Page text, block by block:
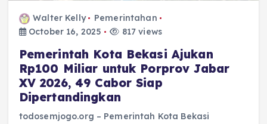
Walter Kelly
Pemerintahan
October 16, 2025
817 views
Pemerintah Kota Bekasi Ajukan
Rp100 Miliar untuk Porprov Jabar
XV 2026, 49 Cabor Siap
Dipertandingkan
todosemjogo.org – Pemerintah Kota Bekasi